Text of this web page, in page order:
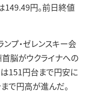
149.49円。前日終値
プ・ゼレンスキー会
脳がウクライナへの
151円台まで円安に
で円高が進んだ。